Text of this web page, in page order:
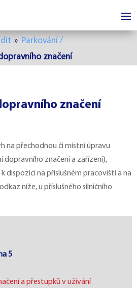
» Parkování /
značení
značení
na přechodnou či místní úpravu
dopravního značení a zařízení),
dispozici na příslušném pracovišti a na
níže, u příslušného silničního
5
a přestupků v užívání